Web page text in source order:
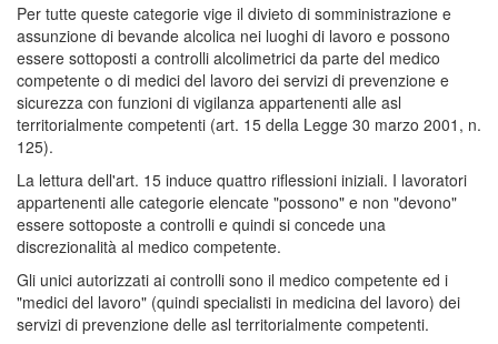
Per tutte queste categorie vige il divieto di somministrazione e
assunzione di bevande alcolica nei luoghi di lavoro e possono
essere sottoposti a controlli alcolimetrici da parte del medico
competente o di medici del lavoro dei servizi di prevenzione e
sicurezza con funzioni di vigilanza appartenenti alle asl
territorialmente competenti (art. 15 della Legge 30 marzo 2001, n.
125).
La lettura dell'art. 15 induce quattro riflessioni iniziali. I lavoratori
appartenenti alle categorie elencate "possono" e non "devono"
essere sottoposte a controlli e quindi si concede una
discrezionalità al medico competente.
Gli unici autorizzati ai controlli sono il medico competente ed i
"medici del lavoro" (quindi specialisti in medicina del lavoro) dei
servizi di prevenzione delle asl territorialmente competenti.